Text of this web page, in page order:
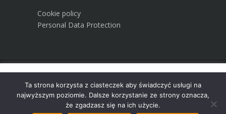
Cookie policy
Personal Data Protection
Advisory Group TEST Human Resources ©
2025
używania. Korzystając ze strony wyrażasz zgodę na używanie
cookies, zgodnie z aktualnymi ustawieniami przeglądarki.
Ta strona korzysta z ciasteczek aby świadczyć usługi na
najwyższym poziomie. Dalsze korzystanie ze strony oznacza,
że zgadzasz się na ich użycie.